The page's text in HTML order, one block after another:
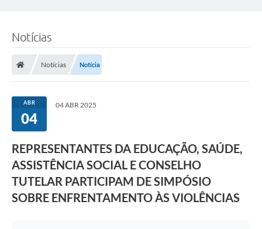
Notícias
Notícias Notícia
ABR
04
04 ABR 2025
REPRESENTANTES DA EDUCAÇÃO, SAÚDE,
ASSISTÊNCIA SOCIAL E CONSELHO
TUTELAR PARTICIPAM DE SIMPÓSIO
SOBRE ENFRENTAMENTO ÀS VIOLÊNCIAS